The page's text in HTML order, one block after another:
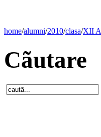
home/alumni/2010/clasa/XII A
Cãutare